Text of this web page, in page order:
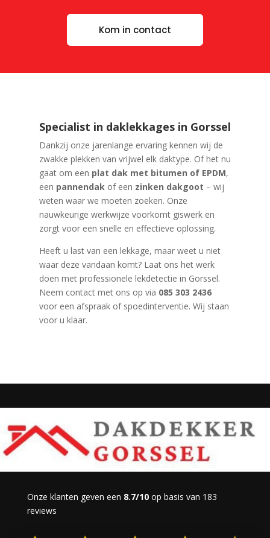
Kom in contact
Specialist in daklekkages in Gorssel
Dankzij onze jarenlange ervaring kennen wij de
zwakke plekken van vrijwel elk daktype. Of het nu
gaat om een plat dak met bitumen of EPDM,
een pannendak of een zinken dakgoot – wij
weten waar we moeten zoeken. Onze
nauwkeurige werkwijze voorkomt giswerk en
zorgt voor een snelle en effectieve oplossing.
Heeft u last van een lekkage, maar weet u niet
waar deze vandaan komt? Laat ons het werk
doen met professionele lekdetectie in Gorssel.
Neem contact met ons op via 085 303 2436
voor een afspraak of spoedinterventie. Wij staan
voor u klaar.
Onze klanten geven een 8.7/10 op basis van 183
reviews